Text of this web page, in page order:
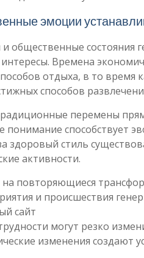
эмоции
общественные состояния
Времена
отдыха, в то
способов
перемены
понимание способствует
здоровый стиль
активности.
повторяющиеся
и происшествия
сайт
могут резко
изменения создают